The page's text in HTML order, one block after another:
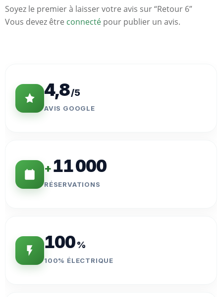
Soyez le premier à laisser votre avis sur “Retour 6”
Vous devez être connecté pour publier un avis.
4,8/5
AVIS GOOGLE
+11 000
RÉSERVATIONS
100%
100% ÉLECTRIQUE